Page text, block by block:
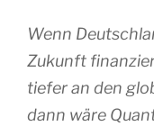
Wenn
Zukunft
tiefer an den
dann wäre